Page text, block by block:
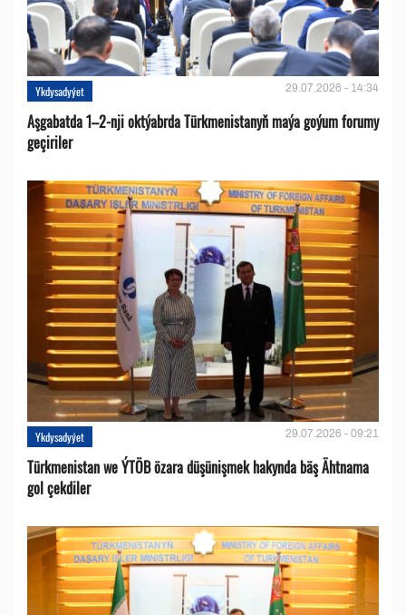
Ykdysadyýet 29.07.2026 - 14:34
Aşgabatda 1–2-nji oktýabrda Türkmenistanyň maýa goýum forumy
geçiriler
Ykdysadyýet 29.07.2026 - 09:21
Türkmenistan we ÝTÖB özara düşünişmek hakynda bäş Ähtnama
gol çekdiler